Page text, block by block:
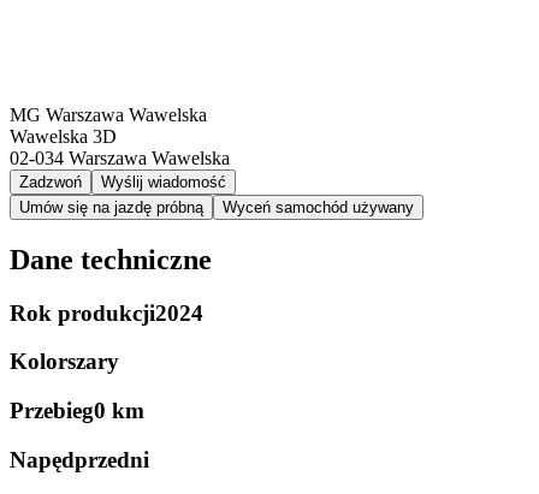
MG Warszawa Wawelska
Wawelska 3D
02-034 Warszawa Wawelska
Zadzwoń
Wyślij wiadomość
Umów się na jazdę próbną
Wyceń samochód używany
Dane techniczne
Rok produkcji2024
Kolorszary
Przebieg0 km
Napędprzedni